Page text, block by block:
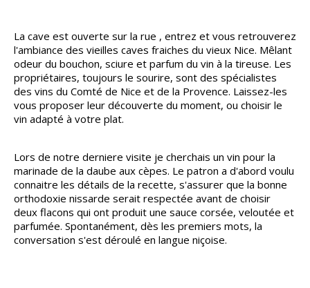
La cave est ouverte sur la rue , entrez et vous retrouverez
l'ambiance des vieilles caves fraiches du vieux Nice. Mêlant
odeur du bouchon, sciure et parfum du vin à la tireuse. Les
propriétaires, toujours le sourire, sont des spécialistes
des vins du Comté de Nice et de la Provence. Laissez-les
vous proposer leur découverte du moment, ou choisir le
vin adapté à votre plat.
Lors de notre derniere visite je cherchais un vin pour la
marinade de la daube aux cèpes. Le patron a d'abord voulu
connaitre les détails de la recette, s'assurer que la bonne
orthodoxie nissarde serait respectée avant de choisir
deux flacons qui ont produit une sauce corsée, veloutée et
parfumée. Spontanément, dès les premiers mots, la
conversation s'est déroulé en langue niçoise.